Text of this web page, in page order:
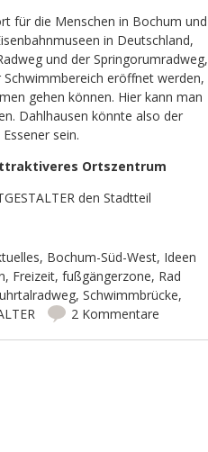
für die Menschen in Bochum und
in Deutschland,
und der Springorumradweg,
eröffnet werden,
gehen können. Hier kann man
Dahlhausen könnte also der
sein.
Ortszentrum
den Stadtteil
, Bochum-Süd-West, Ideen
, Freizeit, fußgängerzone, Rad
, Schwimmbrücke,
2 Kommentare